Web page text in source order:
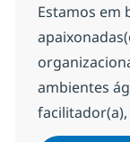
Estamos em
ambientes